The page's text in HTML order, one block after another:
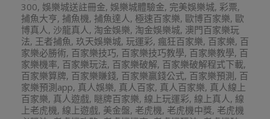
300, 娛樂城送註冊金, 娛樂城體驗金, 完美娛樂城, 彩票,
捕魚大亨, 捕魚機, 捕魚達人, 極速百家樂, 歐博百家樂, 歐
博真人, 沙龍真人, 淘金娛樂, 淘金娛樂城, 澳門百家樂玩
法, 王者捕魚, 玖天娛樂城, 玩運彩, 瘋狂百家樂, 百家樂, 百
家樂必勝術, 百家樂技巧, 百家樂技巧教學, 百家樂教學, 百
家樂機率, 百家樂玩法, 百家樂破解, 百家樂破解程式下載,
百家樂算牌, 百家樂賺錢, 百家樂贏錢公式, 百家樂預測 , 百
家樂預測app, 真人娛樂, 真人百家, 真人百家樂, 真人線上
百家樂, 真人遊戲, 瞇牌百家樂, 線上玩運彩, 線上真人, 線
上老虎機, 線上遊戲, 美金盤, 老虎機, 老虎機中獎, 老虎機